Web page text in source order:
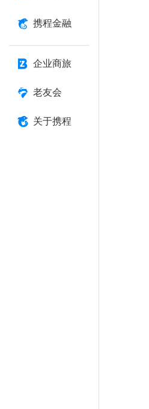
携程金融
企业商旅
老友会
关于携程